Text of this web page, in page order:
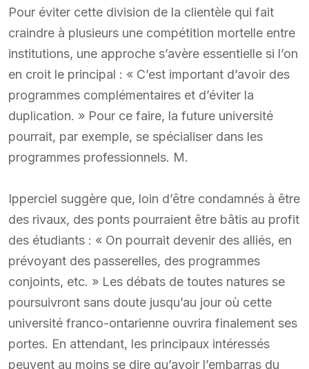
Pour éviter cette division de la clientèle qui fait
craindre à plusieurs une compétition mortelle entre
institutions, une approche s’avère essentielle si l’on
en croit le principal : « C’est important d’avoir des
programmes complémentaires et d’éviter la
duplication. » Pour ce faire, la future université
pourrait, par exemple, se spécialiser dans les
programmes professionnels. M.
Ipperciel suggère que, loin d’être condamnés à être
des rivaux, des ponts pourraient être bâtis au profit
des étudiants : « On pourrait devenir des alliés, en
prévoyant des passerelles, des programmes
conjoints, etc. » Les débats de toutes natures se
poursuivront sans doute jusqu’au jour où cette
université franco-ontarienne ouvrira finalement ses
portes. En attendant, les principaux intéressés
peuvent au moins se dire qu’avoir l’embarras du